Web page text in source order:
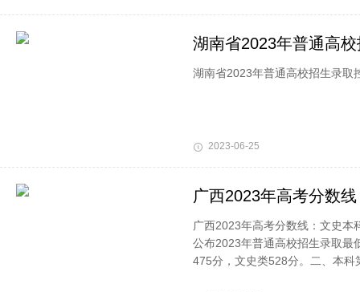
湖南省2023年普通高
湖南省2023年普通高校招生录取
2023-06-25
广西2023年高考分数
广西2023年高考分数线：文史
公布2023年普通高校招生录取最
475分，文史类528分。二、本科